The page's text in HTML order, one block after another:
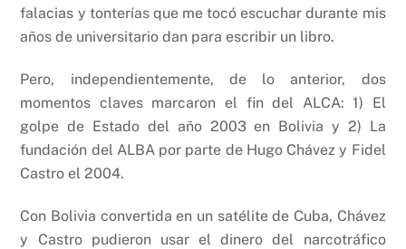
falacias y tonterías que me tocó escuchar durante mis
años de universitario dan para escribir un libro.
Pero, independientemente, de lo anterior, dos
momentos claves marcaron el fin del ALCA: 1) El
golpe de Estado del año 2003 en Bolivia y 2) La
fundación del ALBA por parte de Hugo Chávez y Fidel
Castro el 2004.
Con Bolivia convertida en un satélite de Cuba, Chávez
y Castro pudieron usar el dinero del narcotráfico